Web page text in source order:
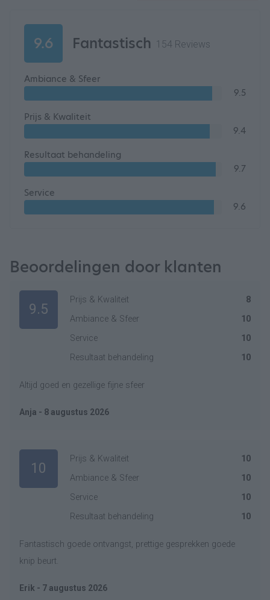
9.6 Fantastisch 154 Reviews
Ambiance & Sfeer
9.5
Prijs & Kwaliteit
9.4
Resultaat behandeling
9.7
Service
9.6
Beoordelingen door klanten
9.5
Prijs & Kwaliteit
8
Ambiance & Sfeer
10
Service
10
Resultaat behandeling
10
Altijd goed en gezellige fijne sfeer
Anja - 8 augustus 2026
10
Prijs & Kwaliteit
10
Ambiance & Sfeer
10
Service
10
Resultaat behandeling
10
Fantastisch goede ontvangst, prettige gesprekken goede
knip beurt.
Erik - 7 augustus 2026